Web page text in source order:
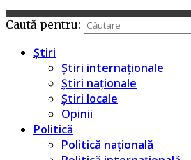
Caută pentru:
Știri
Știri internaționale
Știri naționale
Știri locale
Opinii
Politică
Politică națională